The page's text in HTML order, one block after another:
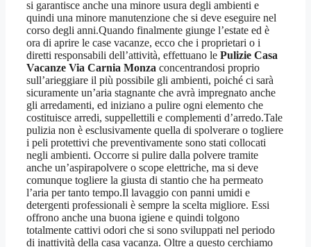
si garantisce anche una minore usura degli ambienti e
quindi una minore manutenzione che si deve eseguire nel
corso degli anni.Quando finalmente giunge l’estate ed è
ora di aprire le case vacanze, ecco che i proprietari o i
diretti responsabili dell’attività, effettuano le Pulizie Casa
Vacanze Via Carnia Monza concentrandosi proprio
sull’arieggiare il più possibile gli ambienti, poiché ci sarà
sicuramente un’aria stagnante che avrà impregnato anche
gli arredamenti, ed iniziano a pulire ogni elemento che
costituisce arredi, suppellettili e complementi d’arredo.Tale
pulizia non è esclusivamente quella di spolverare o togliere
i peli protettivi che preventivamente sono stati collocati
negli ambienti. Occorre si pulire dalla polvere tramite
anche un’aspirapolvere o scope elettriche, ma si deve
comunque togliere la giusta di stantio che ha permeato
l’aria per tanto tempo.Il lavaggio con panni umidi e
detergenti professionali è sempre la scelta migliore. Essi
offrono anche una buona igiene e quindi tolgono
totalmente cattivi odori che si sono sviluppati nel periodo
di inattività della casa vacanza. Oltre a questo cerchiamo